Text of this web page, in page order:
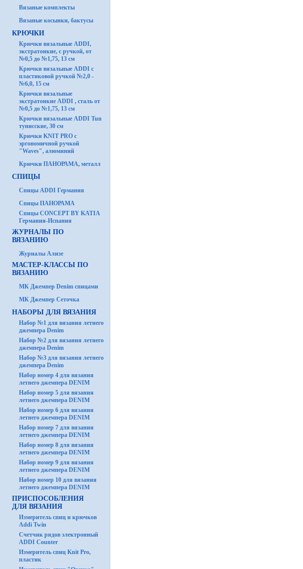
Вязаные комплекты
Вязаные косынки, бактусы
КРЮЧКИ
Крючки вязальные ADDI,
экстратонкие, с ручкой, от
№0,5 до №1,75, 13 см
Крючки вязальные ADDI с
пластиковой ручкой №2,0 -
№6,0, 15 см
Крючки вязальные
экстратонкие ADDI , сталь от
№0,5 до №1,75, 13 см
Крючки вязальные ADDI Tun
тунисские, 30 см
Крючки KNIT PRO с
эргономичной ручкой
"Waves", алюминий
Крючки ПАНОРАМА, металл
СПИЦЫ
Спицы ADDI Германия
Спицы ПАНОРАМА
Спицы CONCEPT BY KATIA
Германия-Испания
ЖУРНАЛЫ ПО
ВЯЗАНИЮ
Журналы Ализе
МАСТЕР-КЛАССЫ ПО
ВЯЗАНИЮ
МК Джемпер Denim спицами
МК Джемпер Сеточка
НАБОРЫ ДЛЯ ВЯЗАНИЯ
Набор №1 для вязания летнего
джемпера Denim
Набор №2 для вязания летнего
джемпера Denim
Набор №3 для вязания летнего
джемпера Denim
Набор номер 4 для вязания
летнего джемпера DENIM
Набор номер 5 для вязания
летнего джемпера DENIM
Набор номер 6 для вязания
летнего джемпера DENIM
Набор номер 7 для вязания
летнего джемпера DENIM
Набор номер 8 для вязания
летнего джемпера DENIM
Набор номер 9 для вязания
летнего джемпера DENIM
Набор номер 10 для вязания
летнего джемпера DENIM
ПРИСПОСОБЛЕНИЯ
ДЛЯ ВЯЗАНИЯ
Измеритель спиц и крючков
Addi Twin
Счетчик рядов электронный
ADDI Counter
Измеритель спиц Knit Pro,
пластик